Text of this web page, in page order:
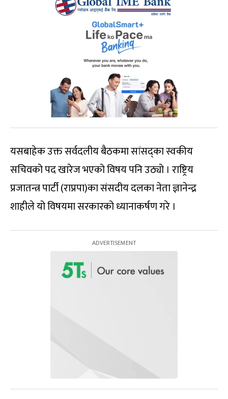
यसबाहेक उक्त सर्वदलीय बैठकमा सांसद्का स्वकीय
सचिवको पद खारेज भएको विषय पनि उठ्यो । राष्ट्रिय
प्रजातन्त्र पार्टी (राप्रपा)का संसदीय दलका नेता ज्ञानेन्द्र
शाहीले यो विषयमा सरकारको ध्यानाकर्षण गरे ।